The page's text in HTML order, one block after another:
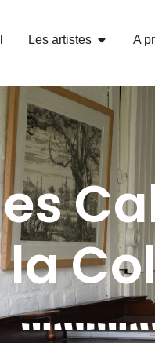
Les artistes A
la